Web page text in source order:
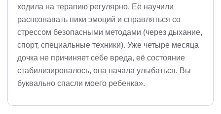
ходила на терапию регулярно. Её научили
распознавать пики эмоций и справляться со
стрессом безопасными методами (через дыхание,
спорт, специальные техники). Уже четыре месяца
дочка не причиняет себе вреда, её состояние
стабилизировалось, она начала улыбаться. Вы
буквально спасли моего ребенка».